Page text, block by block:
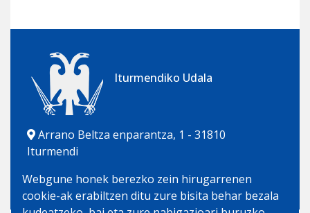
Iturmendiko Udala
Arrano Beltza enparantza, 1 - 31810
Iturmendi
udala@iturmendi.eus
Webgune honek berezko zein hirugarrenen
cookie-ak erabiltzen ditu zure bisita behar bezala